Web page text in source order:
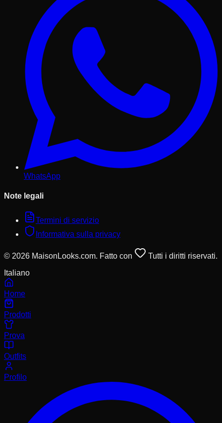
WhatsApp
Note legali
Termini di servizio
Informativa sulla privacy
© 2026 MaisonLooks.com. Fatto con
Tutti i diritti riservati.
Italiano
Home
Prodotti
Prova
Outfits
Profilo